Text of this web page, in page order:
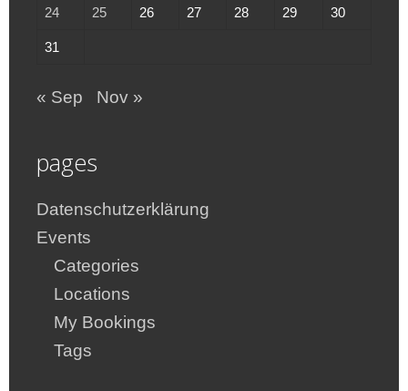
24 25 26 27 28 29 30
31
« Sep Nov »
pages
Datenschutzerklärung
Events
Categories
Locations
My Bookings
Tags